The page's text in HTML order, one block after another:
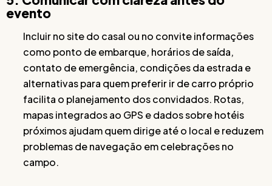
evento
Incluir no site do casal ou no convite informações
como ponto de embarque, horários de saída,
contato de emergência, condições da estrada e
alternativas para quem preferir ir de carro próprio
facilita o planejamento dos convidados. Rotas,
mapas integrados ao GPS e dados sobre hotéis
próximos ajudam quem dirige até o local e reduzem
problemas de navegação em celebrações no
campo.